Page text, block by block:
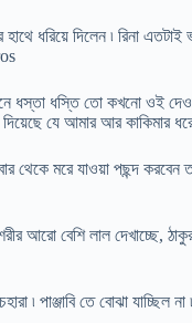
ধরিয়ে দিলেন ৷ রিনা
ধস্তা ধস্তি তো কখনো ওই
যে আমার আর কাকিমার ধরে
থেকে মরে যাওয়া পছন্দ
আরো বেশি লাল দেখাচ্ছে,
৷ পাঞ্জাবি তে বোঝা